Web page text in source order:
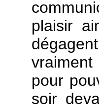
plaisir
vraiment
pour
soir